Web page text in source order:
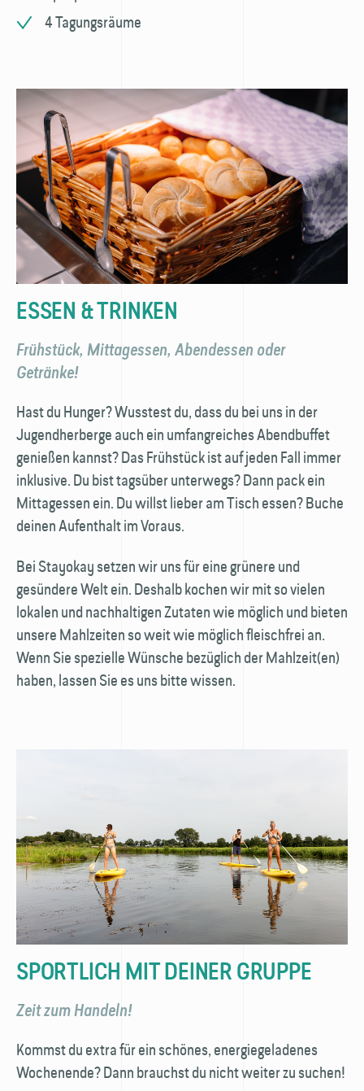
4 Tagungsräume
ESSEN & TRINKEN
Frühstück, Mittagessen, Abendessen oder
Getränke!
Hast du Hunger? Wusstest du, dass du bei uns in der
Jugendherberge auch ein umfangreiches Abendbuffet
genießen kannst? Das Frühstück ist auf jeden Fall immer
inklusive. Du bist tagsüber unterwegs? Dann pack ein
Mittagessen ein. Du willst lieber am Tisch essen? Buche
deinen Aufenthalt im Voraus.
Bei Stayokay setzen wir uns für eine grünere und
gesündere Welt ein. Deshalb kochen wir mit so vielen
lokalen und nachhaltigen Zutaten wie möglich und bieten
unsere Mahlzeiten so weit wie möglich fleischfrei an.
Wenn Sie spezielle Wünsche bezüglich der Mahlzeit(en)
haben, lassen Sie es uns bitte wissen.
SPORTLICH MIT DEINER GRUPPE
Zeit zum Handeln!
Kommst du extra für ein schönes, energiegeladenes
Wochenende? Dann brauchst du nicht weiter zu suchen!